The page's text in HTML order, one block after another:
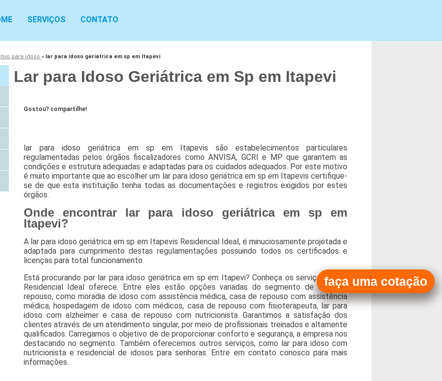
SERVIÇOS CONTATO
para idoso » lar para idoso geriátrica em sp em Itapevi
Lar para Idoso Geriátrica em Sp em Itapevi
Gostou? compartilhe!
lar para idoso geriátrica em sp em Itapevis são estabelecimentos particulares
regulamentadas pelos órgãos fiscalizadores como ANVISA, GCRI e MP que garantem as
condições e estrutura adequadas e adaptadas para os cuidados adequados. Por este motivo
é muito importante que ao escolher um lar para idoso geriátrica em sp em Itapevis certifique-
se de que esta instituição tenha todas as documentações e registros exigidos por estes
órgãos.
Onde encontrar lar para idoso geriátrica em sp em
Itapevi?
A lar para idoso geriátrica em sp em Itapevis Residencial Ideal, é minuciosamente projetada e
adaptada para cumprimento destas regulamentações possuindo todos os certificados e
licenças para total funcionamento.
Está procurando por lar para idoso geriátrica em sp em Itapevi? Conheça os serviços que a
Residencial Ideal oferece. Entre eles estão opções variadas do segmento de casa de
repouso, como moradia de idoso com assistência médica, casa de repouso com assistência
médica, hospedagem de idoso com médicos, casa de repouso com fisioterapeuta, lar para
idoso com alzheimer e casa de repouso com nutricionista. Garantimos a satisfação dos
clientes através de um atendimento singular, por meio de profissionais treinados e altamente
qualificados. Carregamos o objetivo de de proporcionar conforto e segurança, a empresa nos
destacando no segmento. Também oferecemos outros serviços, como lar para idoso com
nutricionista e residencial de idosos para senhoras. Entre em contato conosco para mais
informações.
faça uma cotação